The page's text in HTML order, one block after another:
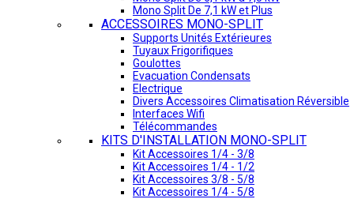
Mono Split De 7,1 kW et Plus
ACCESSOIRES MONO-SPLIT
Supports Unités Extérieures
Tuyaux Frigorifiques
Goulottes
Evacuation Condensats
Electrique
Divers Accessoires Climatisation Réversible
Interfaces Wifi
Télécommandes
KITS D'INSTALLATION MONO-SPLIT
Kit Accessoires 1/4 - 3/8
Kit Accessoires 1/4 - 1/2
Kit Accessoires 3/8 - 5/8
Kit Accessoires 1/4 - 5/8